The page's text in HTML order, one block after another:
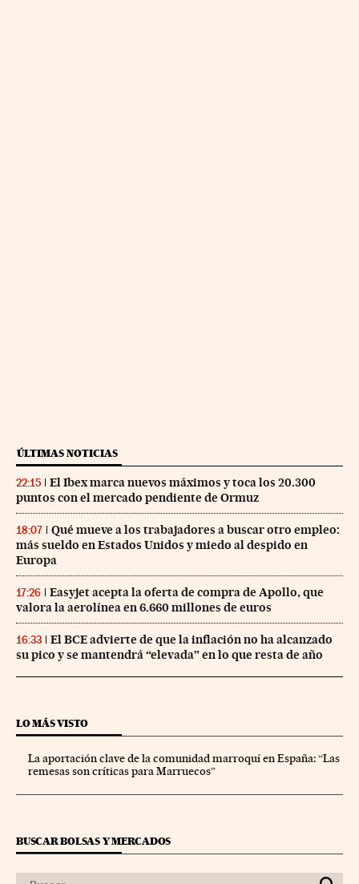
ÚLTIMAS NOTICIAS
22:15
El Ibex marca nuevos máximos y toca los 20.300
puntos con el mercado pendiente de Ormuz
18:07
Qué mueve a los trabajadores a buscar otro empleo:
más sueldo en Estados Unidos y miedo al despido en
Europa
17:26
Easyjet acepta la oferta de compra de Apollo, que
valora la aerolínea en 6.660 millones de euros
16:33
El BCE advierte de que la inflación no ha alcanzado
su pico y se mantendrá “elevada” en lo que resta de año
LO MÁS VISTO
La aportación clave de la comunidad marroquí en España: “Las
remesas son críticas para Marruecos”
BUSCAR BOLSAS Y MERCADOS